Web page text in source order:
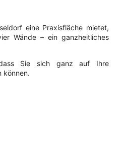
eine Praxisfläche mietet,
Wände – ein ganzheitliches
Sie sich ganz auf Ihre
können.